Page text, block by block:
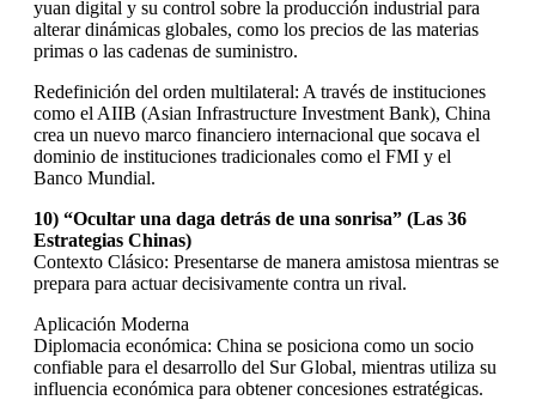
yuan digital y su control sobre la producción industrial para
alterar dinámicas globales, como los precios de las materias
primas o las cadenas de suministro.
Redefinición del orden multilateral: A través de instituciones
como el AIIB (Asian Infrastructure Investment Bank), China
crea un nuevo marco financiero internacional que socava el
dominio de instituciones tradicionales como el FMI y el
Banco Mundial.
10) “Ocultar una daga detrás de una sonrisa” (Las 36
Estrategias Chinas)
Contexto Clásico: Presentarse de manera amistosa mientras se
prepara para actuar decisivamente contra un rival.
Aplicación Moderna
Diplomacia económica: China se posiciona como un socio
confiable para el desarrollo del Sur Global, mientras utiliza su
influencia económica para obtener concesiones estratégicas.